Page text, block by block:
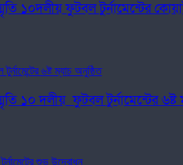
১০দলীয় ফুটবল টুর্নামেন্টের
১০ দলীয় ফুটবল টুর্নামেন্টের ৬ষ্ট